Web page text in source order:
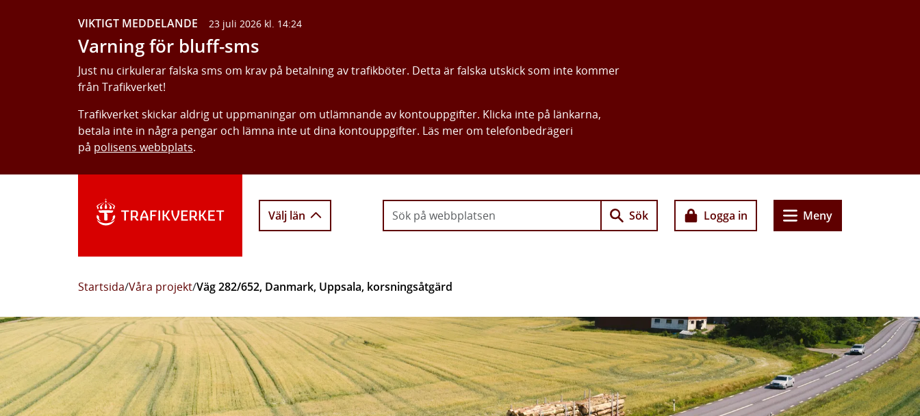
VIKTIGT MEDDELANDE 23 juli 2026 kl. 14:24
Varning för bluff-sms
Just nu cirkulerar falska sms om krav på betalning av trafikböter. Detta är falska utskick som inte kommer
från Trafikverket!
Trafikverket skickar aldrig ut uppmaningar om utlämnande av kontouppgifter. Klicka inte på länkarna,
betala inte in några pengar och lämna inte ut dina kontouppgifter. Läs mer om telefonbedrägeri
på polisens webbplats.
Välj län Sök Logga in Meny
Startsida/Våra projekt/Väg 282/652, Danmark, Uppsala, korsningsåtgärd